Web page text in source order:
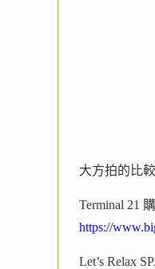
大方拍的比
Terminal 21
https://
Let’s Relax